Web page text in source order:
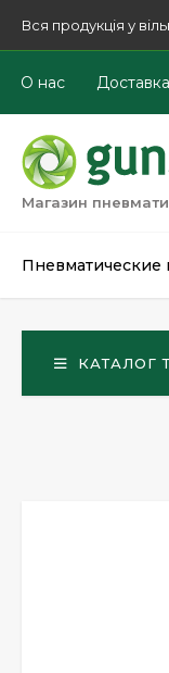
Вся продукція у
О нас Доставка
Магазин
Пневматические
КАТАЛОГ